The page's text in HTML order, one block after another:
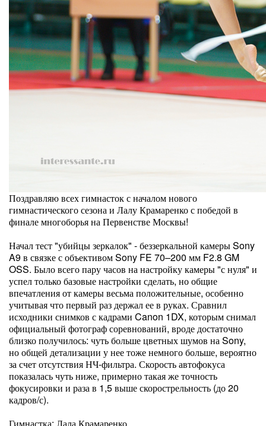
Поздравляю всех гимнасток с началом нового
гимнастического сезона и Лалу Крамаренко с победой в
финале многоборья на Первенстве Москвы!
Начал тест "убийцы зеркалок" - беззеркальной камеры Sony
A9 в связке с объективом Sony FE 70–200 мм F2.8 GM
OSS. Было всего пару часов на настройку камеры "с нуля" и
успел только базовые настройки сделать, но общие
впечатления от камеры весьма положительные, особенно
учитывая что первый раз держал ее в руках. Сравнил
исходники снимков с кадрами Canon 1DX, которым снимал
официальный фотограф соревнований, вроде достаточно
близко получилось: чуть больше цветных шумов на Sony,
но общей детализации у нее тоже немного больше, вероятно
за счет отсутствия НЧ-фильтра. Скорость автофокуса
показалась чуть ниже, примерно такая же точность
фокусировки и раза в 1,5 выше скорострельность (до 20
кадров/с).